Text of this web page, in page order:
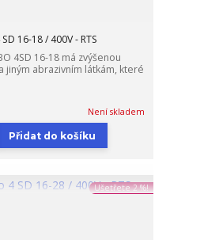
16-18 / 400V - RTS
4SD 16-18 má zvýšenou
jiným abrazivním látkám, které
Není skladem
Přidat do košíku
Ušetřete 2 %!